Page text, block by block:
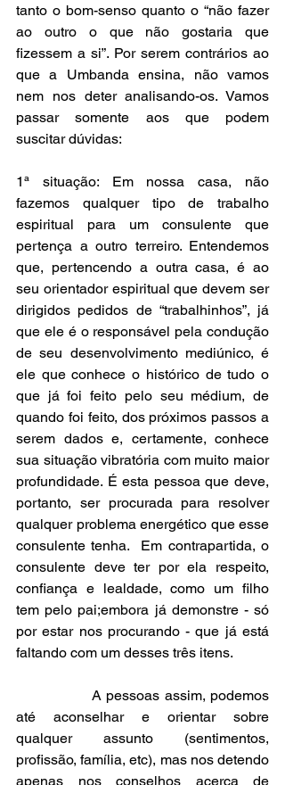
tanto o bom-senso quanto o “não fazer
ao outro o que não gostaria que
fizessem a si”. Por serem contrários ao
que a Umbanda ensina, não vamos
nem nos deter analisando-os. Vamos
passar somente aos que podem
suscitar dúvidas:
1ª situação: Em nossa casa, não
fazemos qualquer tipo de trabalho
espiritual para um consulente que
pertença a outro terreiro. Entendemos
que, pertencendo a outra casa, é ao
seu orientador espiritual que devem ser
dirigidos pedidos de “trabalhinhos”, já
que ele é o responsável pela condução
de seu desenvolvimento mediúnico, é
ele que conhece o histórico de tudo o
que já foi feito pelo seu médium, de
quando foi feito, dos próximos passos a
serem dados e, certamente, conhece
sua situação vibratória com muito maior
profundidade. É esta pessoa que deve,
portanto, ser procurada para resolver
qualquer problema energético que esse
consulente tenha.  Em contrapartida, o
consulente deve ter por ela respeito,
confiança e lealdade, como um filho
tem pelo pai;embora já demonstre - só
por estar nos procurando - que já está
faltando com um desses três itens.
                A pessoas assim, podemos
até aconselhar e orientar sobre
qualquer assunto (sentimentos,
profissão, família, etc), mas nos detendo
apenas nos conselhos acerca de